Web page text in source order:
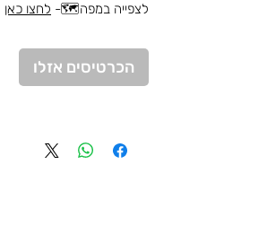
לצפייה במפה🗺️- לחצו כאן
הכרטיסים אזלו